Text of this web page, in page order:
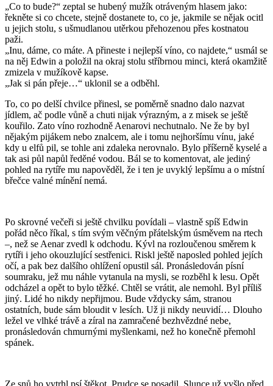
„Co to bude?“ zeptal se hubený mužík otráveným hlasem jako:
řekněte si co chcete, stejně dostanete to, co je, jakmile se nějak ocitl
u jejich stolu, s ušmudlanou utěrkou přehozenou přes kostnatou
paži.
„Inu, dáme, co máte. A přineste i nejlepší víno, co najdete,“ usmál se
na něj Edwin a položil na okraj stolu stříbrnou minci, která okamžitě
zmizela v mužíkově kapse.
„Jak si pán přeje…“ uklonil se a odběhl.
To, co po delší chvilce přinesl, se poměrně snadno dalo nazvat
jídlem, ač podle vůně a chuti nijak výrazným, a z misek se ještě
kouřilo. Zato víno rozhodně Aenarovi nechutnalo. Ne že by byl
nějakým pijákem nebo znalcem, ale i tomu nejhoršímu vínu, jaké
kdy u elfů pil, se tohle ani zdaleka nerovnalo. Bylo příšerně kyselé a
tak asi půl napůl ředěné vodou. Bál se to komentovat, ale jediný
pohled na rytíře mu napověděl, že i ten je uvyklý lepšímu a o místní
břečce valné mínění nemá.
Po skrovné večeři si ještě chvilku povídali – vlastně spíš Edwin
pořád něco říkal, s tím svým věčným přátelským úsměvem na rtech
–, než se Aenar zvedl k odchodu. Kývl na rozloučenou směrem k
rytíři i jeho okouzlující sestřenici. Riskl ještě naposled pohled jejích
očí, a pak bez dalšího ohlížení opustil sál. Pronásledován písní
soumraku, jež mu náhle vytanula na mysli, se rozběhl k lesu. Opět
odcházel a opět to bylo těžké. Chtěl se vrátit, ale nemohl. Byl příliš
jiný. Lidé ho nikdy nepřijmou. Bude vždycky sám, stranou
ostatních, bude sám bloudit v lesích. Už ji nikdy neuvidí… Dlouho
ležel ve vlhké trávě a zíral na zamračené bezhvězdné nebe,
pronásledován chmurnými myšlenkami, než ho konečně přemohl
spánek.
Ze snů ho vytrhl psí štěkot. Prudce se posadil. Slunce už vyšlo před